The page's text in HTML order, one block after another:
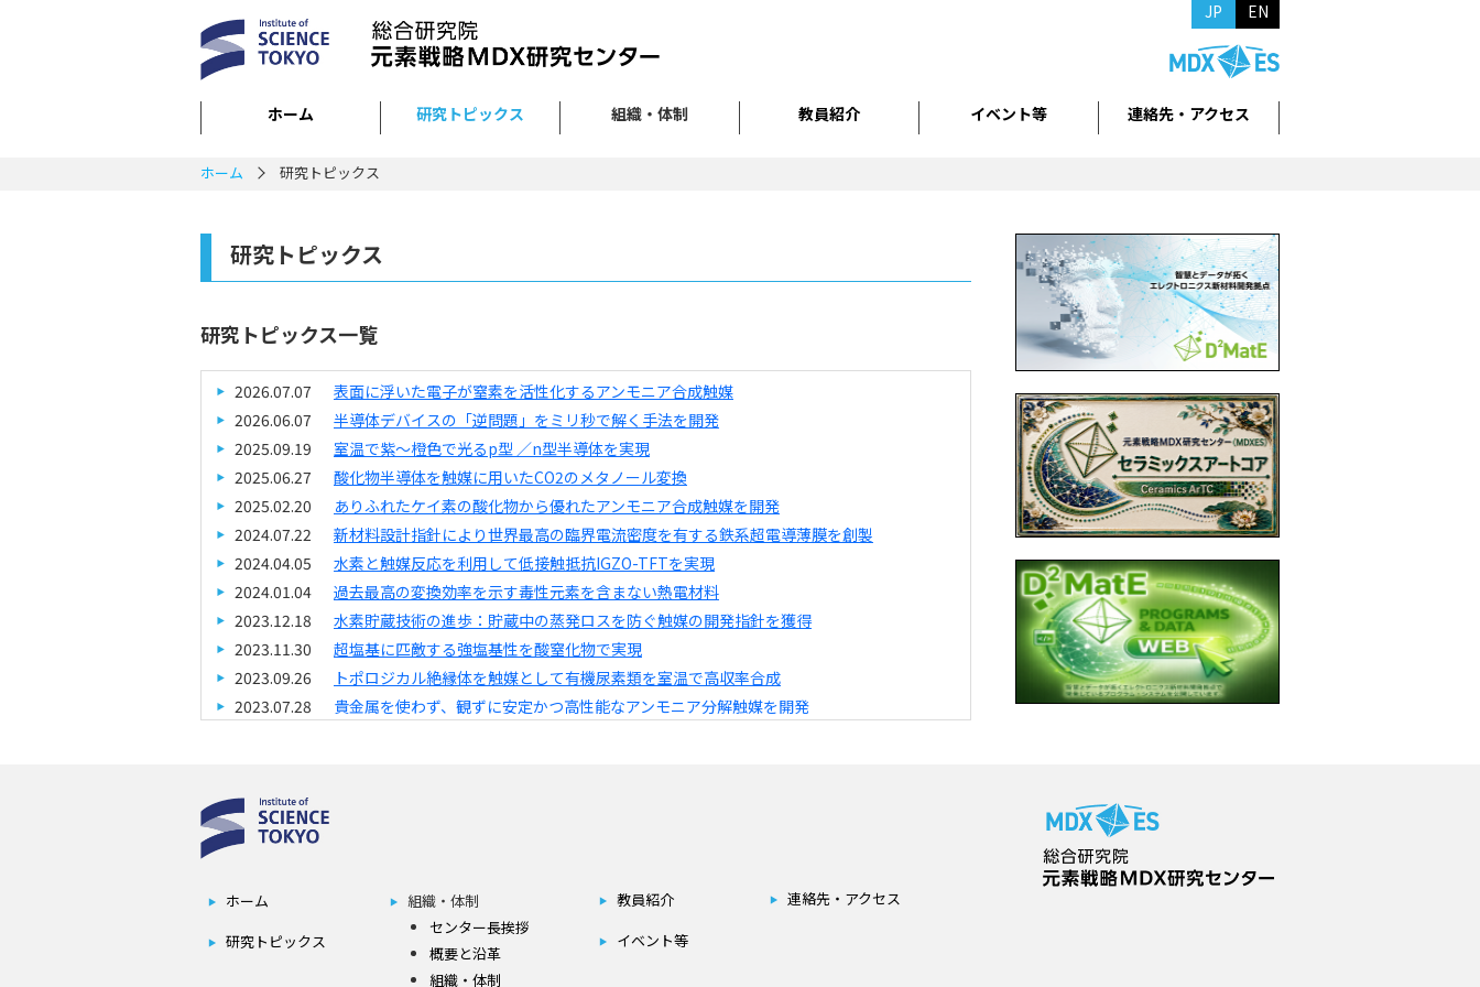
JP EN
ホーム 研究トピックス 組織・体制 教員紹介 イベント等 連絡先・アクセス
ホーム 研究トピックス
研究トピックス
研究トピックス一覧
ホーム
研究トピックス
組織・体制
センター長挨拶
概要と沿革
組織・体制
教員紹介
イベント等
連絡先・アクセス